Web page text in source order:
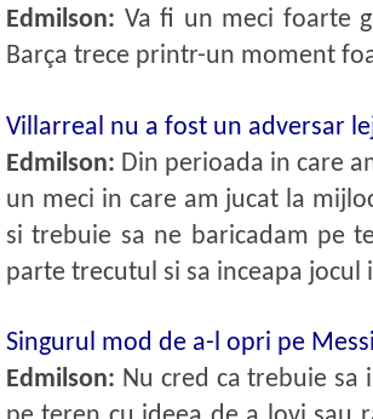
Edmilson: Va fi un meci foarte
Barça trece printr-un moment
Villarreal nu a fost un adversar
Edmilson: Din perioada in care
un meci in care am jucat la
si trebuie sa ne baricadam pe
parte trecutul si sa inceapa jocul
Singurul mod de a-l opri pe
Edmilson: Nu cred ca trebuie sa